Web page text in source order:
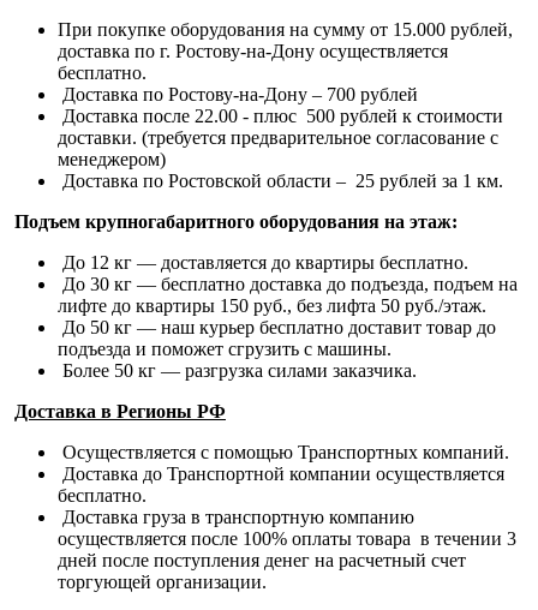
При покупке оборудования на сумму от 15.000 рублей,
доставка по г. Ростову-на-Дону осуществляется
бесплатно.
Доставка по Ростову-на-Дону – 700 рублей
Доставка после 22.00 - плюс 500 рублей к стоимости
доставки. (требуется предварительное согласование с
менеджером)
Доставка по Ростовской области – 25 рублей за 1 км.
Подъем крупногабаритного оборудования на этаж:
До 12 кг — доставляется до квартиры бесплатно.
До 30 кг — бесплатно доставка до подъезда, подъем на
лифте до квартиры 150 руб., без лифта 50 руб./этаж.
До 50 кг — наш курьер бесплатно доставит товар до
подъезда и поможет сгрузить с машины.
Более 50 кг — разгрузка силами заказчика.
Доставка в Регионы РФ
Осуществляется с помощью Транспортных компаний.
Доставка до Транспортной компании осуществляется
бесплатно.
Доставка груза в транспортную компанию
осуществляется после 100% оплаты товара в течении 3
дней после поступления денег на расчетный счет
торгующей организации.